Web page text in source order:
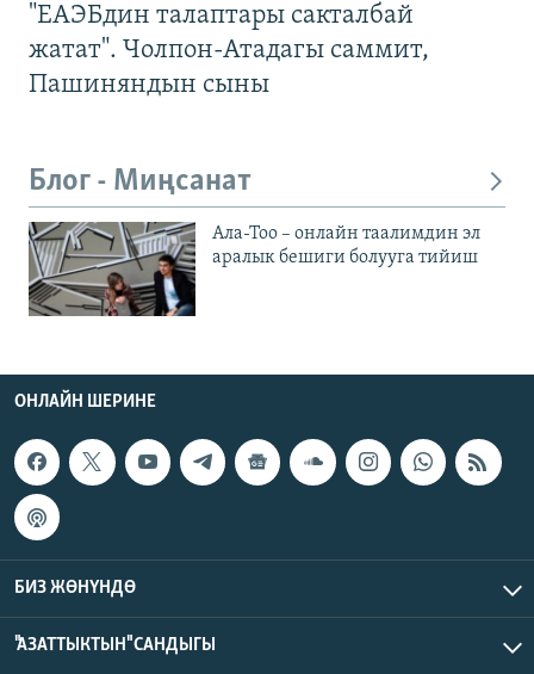
"ЕАЭБдин талаптары сакталбай
жатат". Чолпон-Атадагы саммит,
Пашиняндын сыны
Блог - Миңсанат
Ала-Тоо – онлайн таалимдин эл
аралык бешиги болууга тийиш
ОНЛАЙН ШЕРИНЕ
БИЗ ЖӨНҮНДӨ
"АЗАТТЫКТЫН" САНДЫГЫ